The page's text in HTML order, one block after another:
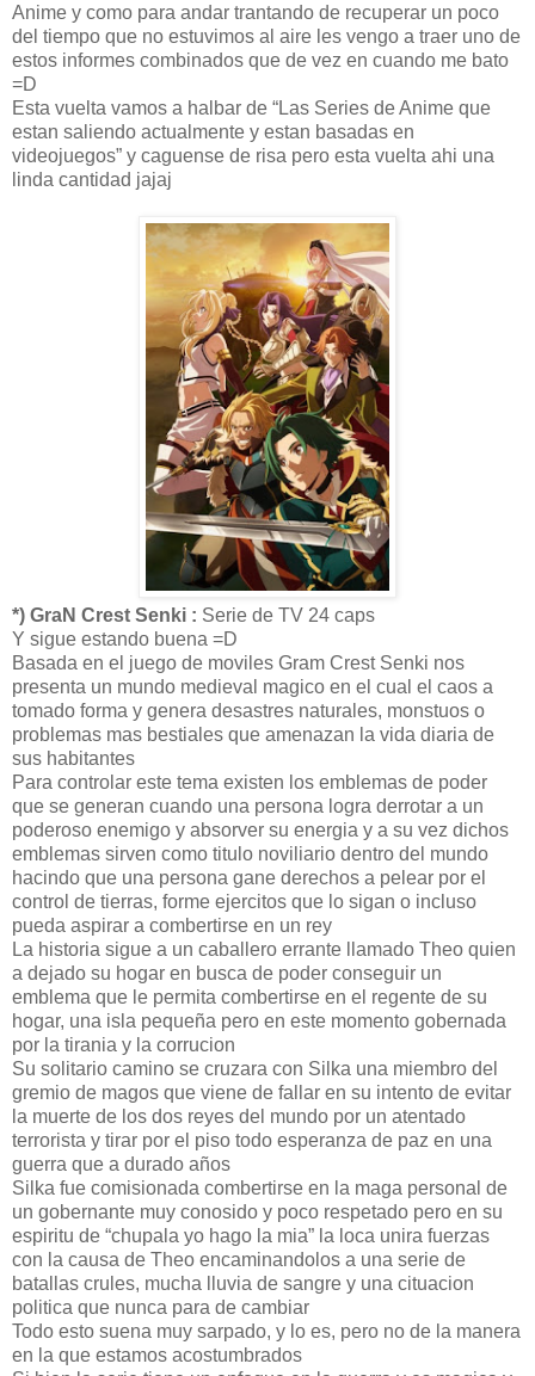
Anime y como para andar trantando de recuperar un poco
del tiempo que no estuvimos al aire les vengo a traer uno de
estos informes combinados que de vez en cuando me bato
=D
Esta vuelta vamos a halbar de “Las Series de Anime que
estan saliendo actualmente y estan basadas en
videojuegos” y caguense de risa pero esta vuelta ahi una
linda cantidad jajaj
*) GraN Crest Senki : Serie de TV 24 caps
Y sigue estando buena =D
Basada en el juego de moviles Gram Crest Senki nos
presenta un mundo medieval magico en el cual el caos a
tomado forma y genera desastres naturales, monstuos o
problemas mas bestiales que amenazan la vida diaria de
sus habitantes
Para controlar este tema existen los emblemas de poder
que se generan cuando una persona logra derrotar a un
poderoso enemigo y absorver su energia y a su vez dichos
emblemas sirven como titulo noviliario dentro del mundo
hacindo que una persona gane derechos a pelear por el
control de tierras, forme ejercitos que lo sigan o incluso
pueda aspirar a combertirse en un rey
La historia sigue a un caballero errante llamado Theo quien
a dejado su hogar en busca de poder conseguir un
emblema que le permita combertirse en el regente de su
hogar, una isla pequeña pero en este momento gobernada
por la tirania y la corrucion
Su solitario camino se cruzara con Silka una miembro del
gremio de magos que viene de fallar en su intento de evitar
la muerte de los dos reyes del mundo por un atentado
terrorista y tirar por el piso todo esperanza de paz en una
guerra que a durado años
Silka fue comisionada combertirse en la maga personal de
un gobernante muy conosido y poco respetado pero en su
espiritu de “chupala yo hago la mia” la loca unira fuerzas
con la causa de Theo encaminandolos a una serie de
batallas crules, mucha lluvia de sangre y una cituacion
politica que nunca para de cambiar
Todo esto suena muy sarpado, y lo es, pero no de la manera
en la que estamos acostumbrados